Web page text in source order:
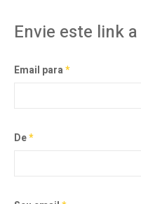
Envie este link
Email para*
De*